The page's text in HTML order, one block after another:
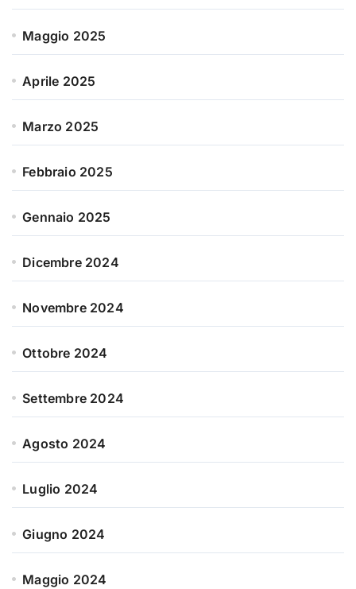
Maggio 2025
Aprile 2025
Marzo 2025
Febbraio 2025
Gennaio 2025
Dicembre 2024
Novembre 2024
Ottobre 2024
Settembre 2024
Agosto 2024
Luglio 2024
Giugno 2024
Maggio 2024